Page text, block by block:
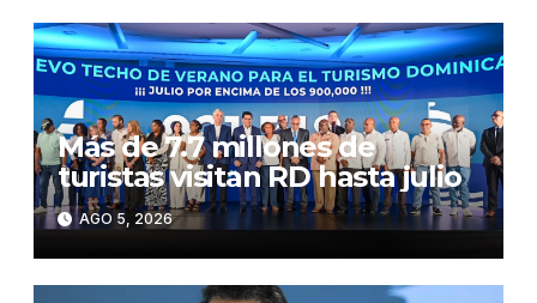
Más de 7.7 millones de
turistas visitan RD hasta julio
AGO 5, 2026